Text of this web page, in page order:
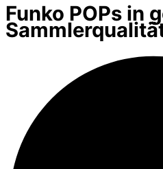
Funko POPs in